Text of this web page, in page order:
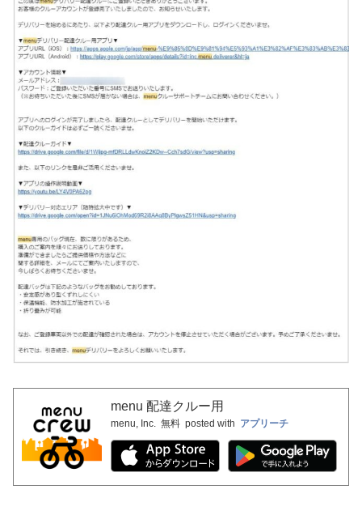
menu 配達クルー用
menu, Inc. 無料 posted with アプリーチ